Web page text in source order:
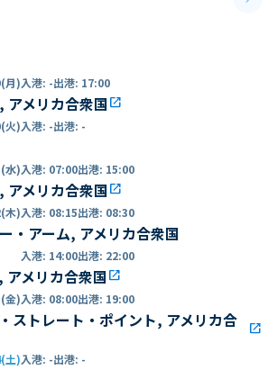
月)入港: -出港: 17:00
アメリカ合衆国open_in_new
火)入港: -出港: -
水)入港: 07:00出港: 15:00
アメリカ合衆国open_in_new
木)入港: 08:15出港: 08:30
・アーム, アメリカ合衆国
入港: 14:00出港: 22:00
アメリカ合衆国open_in_new
金)入港: 08:00出港: 19:00
ストレート・ポイント, アメリカ合
open_in_new
土)入港: -出港: -